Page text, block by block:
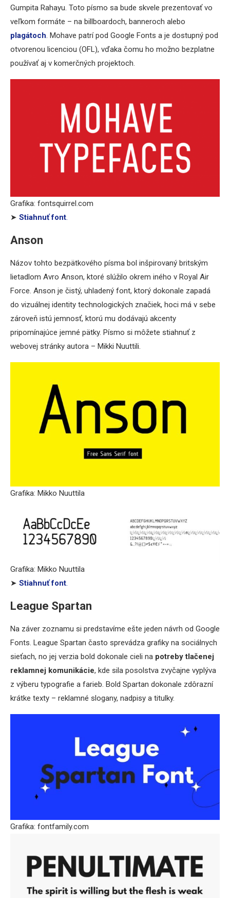
Gumpita Rahayu. Toto písmo sa bude skvele prezentovať vo
veľkom formáte – na billboardoch, banneroch alebo
plagátoch. Mohave patrí pod Google Fonts a je dostupný pod
otvorenou licenciou (OFL), vďaka čomu ho možno bezplatne
používať aj v komerčných projektoch.
Grafika: fontsquirrel.com
➤ Stiahnuť font.
Anson
Názov tohto bezpätkového písma bol inšpirovaný britským
lietadlom Avro Anson, ktoré slúžilo okrem iného v Royal Air
Force. Anson je čistý, uhladený font, ktorý dokonale zapadá
do vizuálnej identity technologických značiek, hoci má v sebe
zároveň istú jemnosť, ktorú mu dodávajú akcenty
pripomínajúce jemné pätky. Písmo si môžete stiahnuť z
webovej stránky autora – Mikki Nuuttili.
Grafika: Mikko Nuuttila
Grafika: Mikko Nuuttila
➤ Stiahnuť font.
League Spartan
Na záver zoznamu si predstavíme ešte jeden návrh od Google
Fonts. League Spartan často sprevádza grafiky na sociálnych
sieťach, no jej verzia bold dokonale cieli na potreby tlačenej
reklamnej komunikácie, kde sila posolstva zvyčajne vyplýva
z výberu typografie a farieb. Bold Spartan dokonale zdôrazní
krátke texty – reklamné slogany, nadpisy a titulky.
Grafika: fontfamily.com